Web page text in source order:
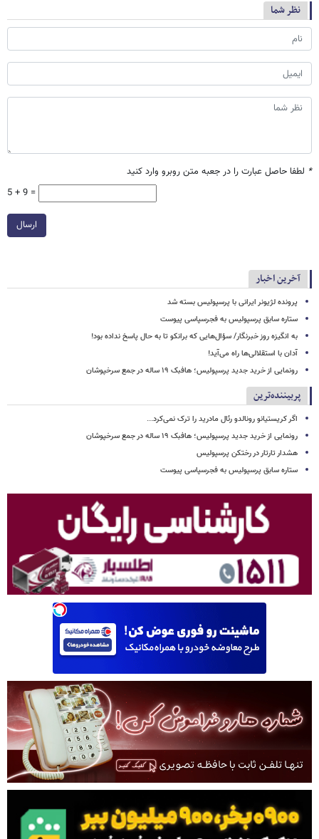
نظر شما
* لطفا حاصل عبارت را در جعبه متن روبرو وارد کنید
5 + 9 =
ارسال
آخرین اخبار
پرونده لژیونر ایرانی با پرسپولیس بسته شد
ستاره سابق پرسپولیس به فجرسپاسی پیوست
به انگیزه روز خبرنگار/ سؤال‌هایی که برانکو تا به حال پاسخ نداده بود!
آدان با استقلالی‌ها راه می‌آید!
رونمایی از خرید جدید پرسپولیس؛ هافبک ۱۹ ساله در جمع سرخپوشان
پربیننده‌ترین
اگر کریستیانو رونالدو رئال مادرید را ترک نمی‌کرد...
رونمایی از خرید جدید پرسپولیس؛ هافبک ۱۹ ساله در جمع سرخپوشان
هشدار تارتار در رختکن پرسپولیس
ستاره سابق پرسپولیس به فجرسپاسی پیوست